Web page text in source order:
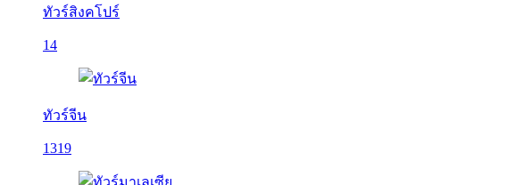
ทัวร์สิงคโปร์
14
ทัวร์จีน
1319